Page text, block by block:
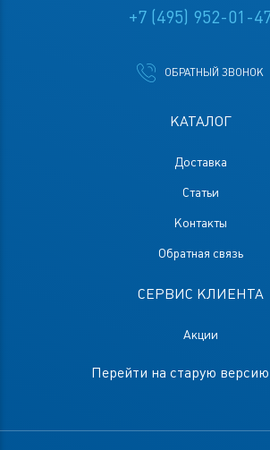
КАТАЛОГ
Доставка
Статьи
Контакты
Обратная связь
СЕРВИС КЛИЕНТА
Акции
Перейти на старую версию
+7 (495) 952-01-
ОБРАТНЫЙ ЗВОНОК